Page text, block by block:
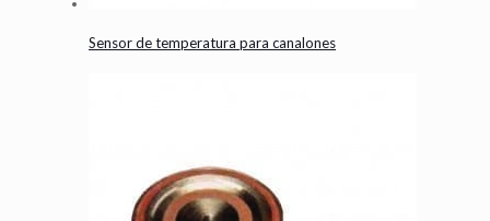
Sensor de temperatura para canalones